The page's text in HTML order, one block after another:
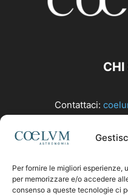
Per fornire le migliori
per memorizzare e/o accedere
consenso a queste tecnologie ci
CHI
Contattaci: